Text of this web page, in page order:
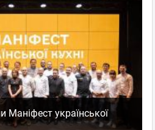
Маніфест української